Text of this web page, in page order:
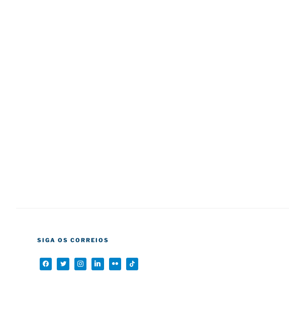
SIGA OS CORREIOS